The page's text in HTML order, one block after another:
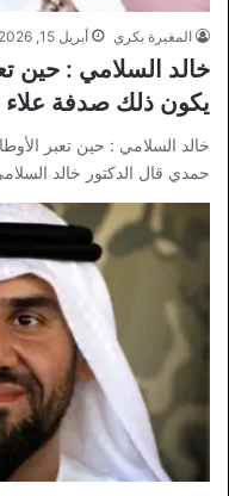
المغيرة بكري أبريل 15, 2026
خالد السلامي : حين
يكون ذلك صدفة
خالد السلامي : حين تعبر
حمدي قال الدكتور خالد